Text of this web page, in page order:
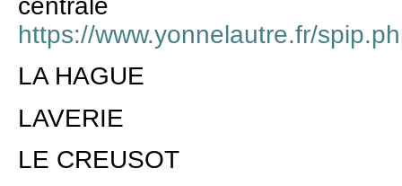
centrale
https://www.yonnelautre.fr/
LA HAGUE
LAVERIE
LE CREUSOT